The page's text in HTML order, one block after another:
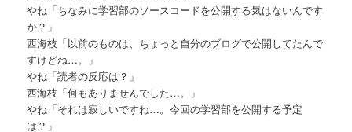
やね「ちなみに学習部のソースコードを公開する気はないんです
か？」
西海枝「以前のものは、ちょっと自分のブログで公開してたんで
すけどね…。」
やね「読者の反応は？」
西海枝「何もありませんでした…。」
やね「それは寂しいですね…。今回の学習部を公開する予定
は？」